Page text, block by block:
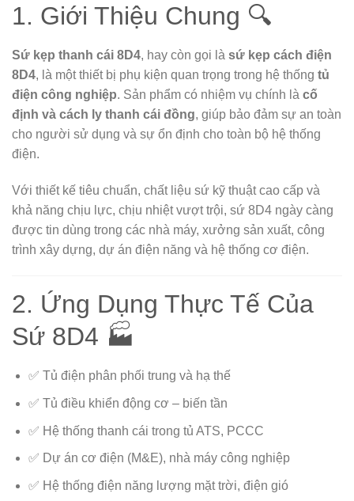
1. Giới Thiệu Chung 🔍
Sứ kẹp thanh cái 8D4, hay còn gọi là sứ kẹp cách điện
8D4, là một thiết bị phụ kiện quan trọng trong hệ thống tủ
điện công nghiệp. Sản phẩm có nhiệm vụ chính là cố
định và cách ly thanh cái đồng, giúp bảo đảm sự an toàn
cho người sử dụng và sự ổn định cho toàn bộ hệ thống
điện.
Với thiết kế tiêu chuẩn, chất liệu sứ kỹ thuật cao cấp và
khả năng chịu lực, chịu nhiệt vượt trội, sứ 8D4 ngày càng
được tin dùng trong các nhà máy, xưởng sản xuất, công
trình xây dựng, dự án điện năng và hệ thống cơ điện.
2. Ứng Dụng Thực Tế Của
Sứ 8D4 🏭
✅ Tủ điện phân phối trung và hạ thế
✅ Tủ điều khiển động cơ – biến tần
✅ Hệ thống thanh cái trong tủ ATS, PCCC
✅ Dự án cơ điện (M&E), nhà máy công nghiệp
✅ Hệ thống điện năng lượng mặt trời, điện gió